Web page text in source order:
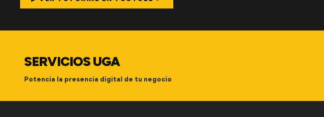
SERVICIOS UGA
Potencia la presencia digital de tu negocio